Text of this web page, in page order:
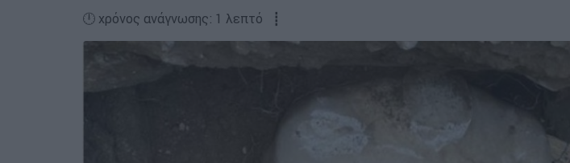
🕛 χρόνος ανάγνωσης: 1 λεπτό ┋